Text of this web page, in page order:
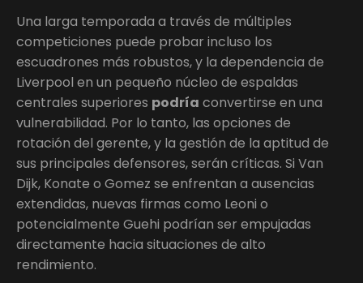
Una larga temporada a través de múltiples
competiciones puede probar incluso los
escuadrones más robustos, y la dependencia de
Liverpool en un pequeño núcleo de espaldas
centrales superiores podría convertirse en una
vulnerabilidad. Por lo tanto, las opciones de
rotación del gerente, y la gestión de la aptitud de
sus principales defensores, serán críticas. Si Van
Dijk, Konate o Gomez se enfrentan a ausencias
extendidas, nuevas firmas como Leoni o
potencialmente Guehi podrían ser empujadas
directamente hacia situaciones de alto
rendimiento.